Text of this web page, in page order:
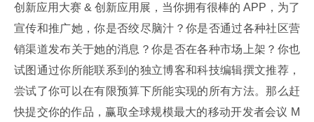
创新应用大赛 & 创新应用展，当你拥有很棒的 APP，为了
宣传和推广她，你是否绞尽脑汁？你是否通过各种社区营
销渠道发布关于她的消息？你是否在各种市场上架？你也
试图通过你所能联系到的独立博客和科技编辑撰文推荐，
尝试了你可以在有限预算下所能实现的所有方法。那么赶
快提交你的作品，赢取全球规模最大的移动开发者会议 M